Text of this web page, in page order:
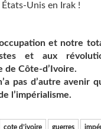
Unis en Irak !
et notre
et aux
de Côte-d’Ivoire.
pas d’autre avenir
l’impérialisme.
cote d’ivoire guerres